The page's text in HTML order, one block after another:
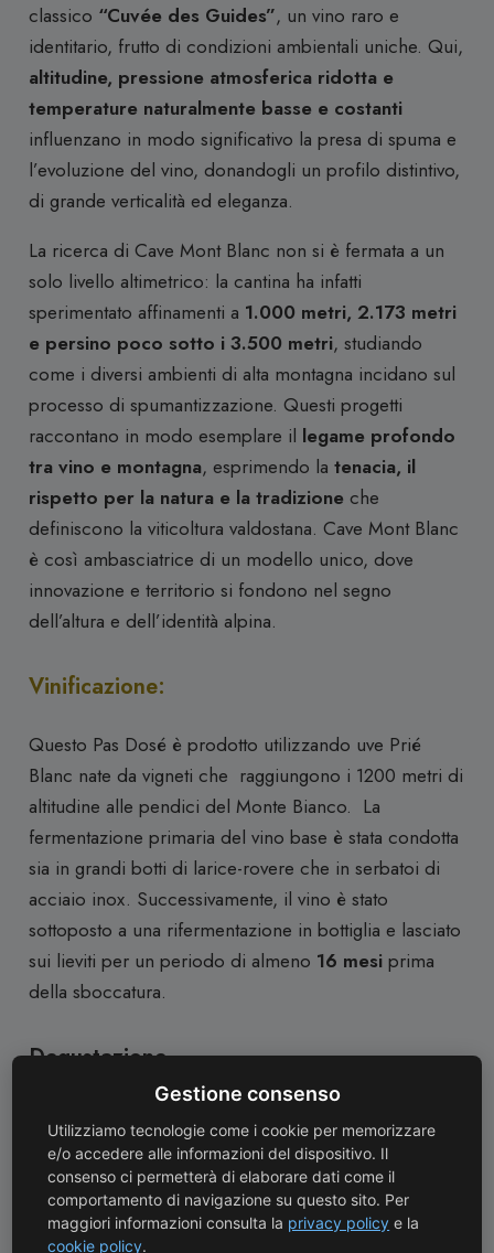
classico “Cuvée des Guides”, un vino raro e
identitario, frutto di condizioni ambientali uniche. Qui,
altitudine, pressione atmosferica ridotta e
temperature naturalmente basse e costanti
influenzano in modo significativo la presa di spuma e
l’evoluzione del vino, donandogli un profilo distintivo,
di grande verticalità ed eleganza.
La ricerca di Cave Mont Blanc non si è fermata a un
solo livello altimetrico: la cantina ha infatti
sperimentato affinamenti a 1.000 metri, 2.173 metri
e persino poco sotto i 3.500 metri, studiando
come i diversi ambienti di alta montagna incidano sul
processo di spumantizzazione. Questi progetti
raccontano in modo esemplare il legame profondo
tra vino e montagna, esprimendo la tenacia, il
rispetto per la natura e la tradizione che
definiscono la viticoltura valdostana. Cave Mont Blanc
è così ambasciatrice di un modello unico, dove
innovazione e territorio si fondono nel segno
dell’altura e dell’identità alpina.
Vinificazione:
Questo Pas Dosé è prodotto utilizzando uve Prié
Blanc nate da vigneti che raggiungono i 1200 metri di
altitudine alle pendici del Monte Bianco. La
fermentazione primaria del vino base è stata condotta
sia in grandi botti di larice-rovere che in serbatoi di
acciaio inox. Successivamente, il vino è stato
sottoposto a una rifermentazione in bottiglia e lasciato
sui lieviti per un periodo di almeno 16 mesiprima
della sboccatura.
Degustazione
verdolini, e caratterizzato da un perlage fine e
persistente. Al naso, si distingue per la sua intensità
aromatica, che si apre su note di frutta fresca,
accompagnate da sentori di mandorla, frutta tostata e
Gestione consenso
Utilizziamo tecnologie come i cookie per memorizzare
e/o accedere alle informazioni del dispositivo. Il
consenso ci permetterà di elaborare dati come il
comportamento di navigazione su questo sito. Per
maggiori informazioni consulta la privacy policy e la
cookie policy.